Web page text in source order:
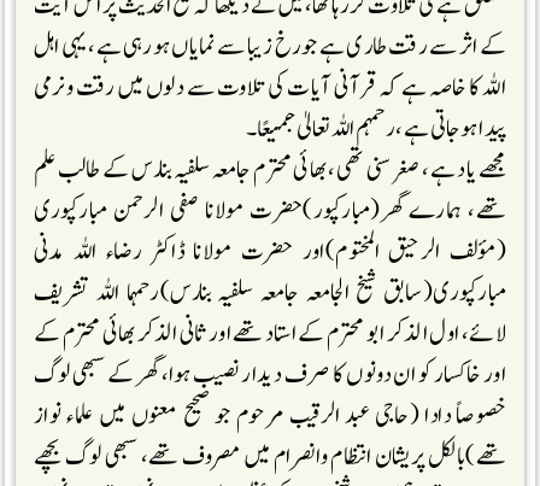
کے اثر سے رقت طاری ہے جو رخ زیبا سے نمایاں ہورہی ہے، یہی اہل
اللہ کا خاصہ ہے کہ قرآنی آیات کی تلاوت سے دلوں میں رقت ونرمی
پیدا ہوجاتی ہے، رحمہم اللہ تعالیٰ جمیعًا۔
مجھے یاد ہے، صغر سنی تھی، بھائی محترم جامعہ سلفیہ بنارس کے طالب علم
تھے، ہمارے گھر(مبارکپور)حضرت مولانا صفی الرحمن مبارکپوری
(مؤلف الرحیق المختوم)اور حضرت مولانا ڈاکٹر رضاء اللہ مدنی
مبارکپوری(سابق شیخ الجامعہ جامعہ سلفیہ بنارس)رحمہما اللہ تشریف
لائے، اول الذکر ابو محترم کے استاد تھے اور ثانی الذکر بھائی محترم کے
اور خاکسار کو ان دونوں کا صرف دیدار نصیب ہوا، گھر کے سبھی لوگ
خصوصاً دادا (حاجی عبد الرقیب مرحوم جو صحیح معنوں میں علماء نواز
تھے)بالکل پریشان انتظام وانصرام میں مصروف تھے، سبھی لوگ بچھے